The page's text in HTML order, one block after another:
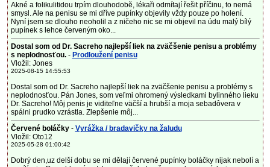
Akné a folikulitidou trpím dlouhodobě, lékaři odmítají řešit příčinu, to nemá
smysl. Ale na penisu se mi dříve pupínky objevily vždy pouze po holení.
Nyní jsem se dlouho neoholil a z ničeho nic se mi objevil na údu malý bílý
pupínek s lehce červeným oko...
Dostal som od Dr. Sacreho najlepší liek na zväčšenie penisu a problémy
s neplodnosťou.- Prodloužení penisu
Vložil: Jones
2025-08-15 14:55:53
Dostal som od Dr. Sacreho najlepší liek na zväčšenie penisu a problémy s
neplodnosťou. Pán Jones, som veľmi ohromený výsledkami bylinného lieku
Dr. Sacreho! Môj penis je viditeľne väčší a hrubší a moja sebadôvera v
spálni prudko vzrástla. Zlepšenie môj...
Červené boláčky - Vyrážka / bradavičky na žaludu
Vložil: Oto12
2025-05-28 01:00:42
Dobrý den,uz delší dobu se mi dělají červené pupínky boláčky nijak nebolí a